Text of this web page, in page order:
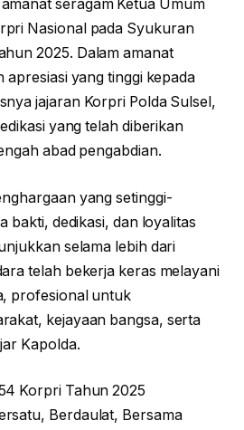
seragam Ketua Umum
Nasional pada Syukuran
2025. Dalam amanat
apresiasi yang tinggi kepada
jajaran Korpri Polda Sulsel,
yang telah diberikan
abad pengabdian.
yang setinggi-
bakti, dedikasi, dan loyalitas
selama lebih dari
telah bekerja keras melayani
profesional untuk
kejayaan bangsa, serta
Kapolda.
Korpri Tahun 2025
Berdaulat, Bersama